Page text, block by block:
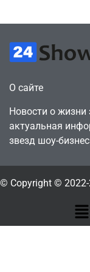
О сайте
Новости о жизни
актуальная
звезд шоу-
© Copyright © 2022-